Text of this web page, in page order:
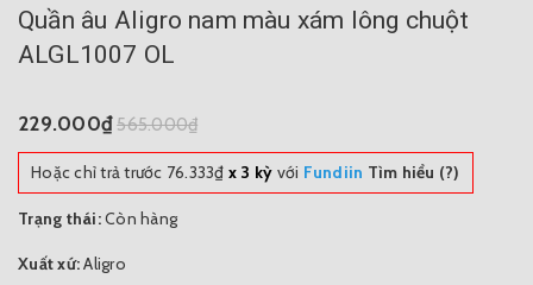
Quần âu Aligro nam màu xám lông chuột
ALGL1007 OL
229.000₫565.000₫
Hoặc chỉ trả trước 76.333₫ x 3 kỳ với Fundiin Tìm hiểu (?)
Trạng thái:Còn hàng
Xuất xứ:Aligro